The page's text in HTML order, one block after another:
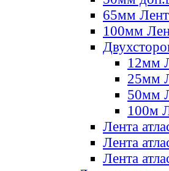
65мм
100мм
12мм
25мм
50мм
100м
Лента
Лента
Лента